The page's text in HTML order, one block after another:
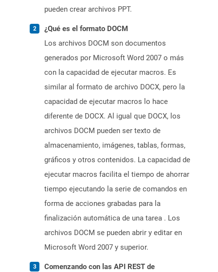
pueden crear archivos PPT.
¿Qué es el formato DOCM
Los archivos DOCM son documentos
generados por Microsoft Word 2007 o más
con la capacidad de ejecutar macros. Es
similar al formato de archivo DOCX, pero la
capacidad de ejecutar macros lo hace
diferente de DOCX. Al igual que DOCX, los
archivos DOCM pueden ser texto de
almacenamiento, imágenes, tablas, formas,
gráficos y otros contenidos. La capacidad de
ejecutar macros facilita el tiempo de ahorrar
tiempo ejecutando la serie de comandos en
forma de acciones grabadas para la
finalización automática de una tarea . Los
archivos DOCM se pueden abrir y editar en
Microsoft Word 2007 y superior.
Comenzando con las API REST de